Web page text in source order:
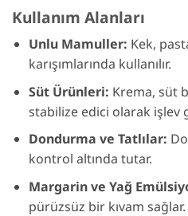
Kullanım Alanları
Unlu Mamuller: Kek,
karışımlarında kullanılır.
Süt Ürünleri: Krema, süt
stabilize edici olarak işlev
Dondurma ve Tatlılar:
kontrol altında tutar.
Margarin ve Yağ
pürüzsüz bir kıvam sağlar.